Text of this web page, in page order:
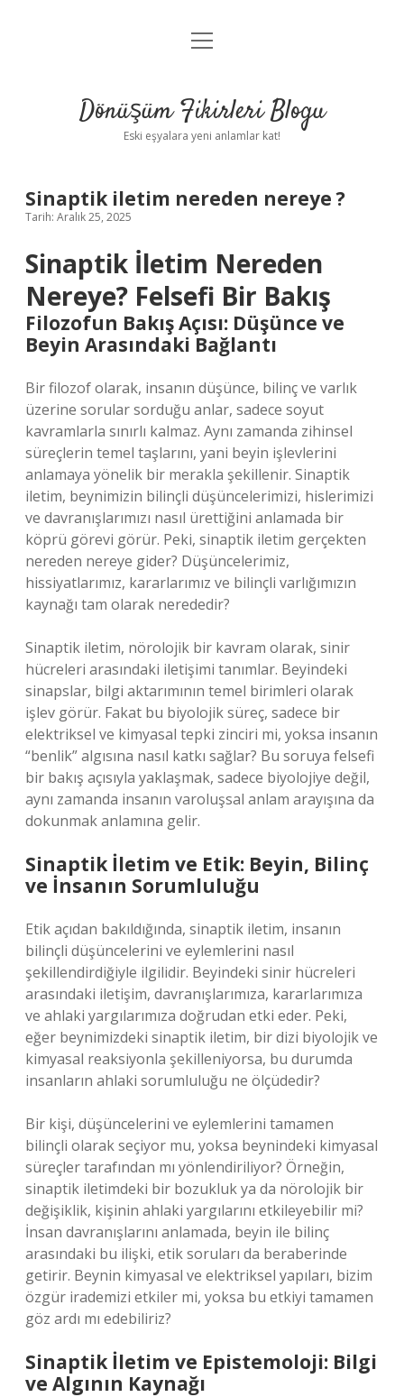
Anasayfa
Yasal Uyarı
menüyü
Dönüşüm Fikirleri Blogu
Eski eşyalara yeni anlamlar kat!
Sinaptik iletim nereden nereye ?
Tarih: Aralık 25, 2025
Sinaptik İletim Nereden
Nereye? Felsefi Bir Bakış
Filozofun Bakış Açısı: Düşünce ve
Beyin Arasındaki Bağlantı
Bir filozof olarak, insanın düşünce, bilinç ve varlık
üzerine sorular sorduğu anlar, sadece soyut
kavramlarla sınırlı kalmaz. Aynı zamanda zihinsel
süreçlerin temel taşlarını, yani beyin işlevlerini
anlamaya yönelik bir merakla şekillenir. Sinaptik
iletim, beynimizin bilinçli düşüncelerimizi, hislerimizi
ve davranışlarımızı nasıl ürettiğini anlamada bir
köprü görevi görür. Peki, sinaptik iletim gerçekten
nereden nereye gider? Düşüncelerimiz,
hissiyatlarımız, kararlarımız ve bilinçli varlığımızın
kaynağı tam olarak nerededir?
Sinaptik iletim, nörolojik bir kavram olarak, sinir
hücreleri arasındaki iletişimi tanımlar. Beyindeki
sinapslar, bilgi aktarımının temel birimleri olarak
işlev görür. Fakat bu biyolojik süreç, sadece bir
elektriksel ve kimyasal tepki zinciri mi, yoksa insanın
“benlik” algısına nasıl katkı sağlar? Bu soruya felsefi
bir bakış açısıyla yaklaşmak, sadece biyolojiye değil,
aynı zamanda insanın varoluşsal anlam arayışına da
dokunmak anlamına gelir.
Sinaptik İletim ve Etik: Beyin, Bilinç
ve İnsanın Sorumluluğu
Etik açıdan bakıldığında, sinaptik iletim, insanın
bilinçli düşüncelerini ve eylemlerini nasıl
şekillendirdiğiyle ilgilidir. Beyindeki sinir hücreleri
arasındaki iletişim, davranışlarımıza, kararlarımıza
ve ahlaki yargılarımıza doğrudan etki eder. Peki,
eğer beynimizdeki sinaptik iletim, bir dizi biyolojik ve
kimyasal reaksiyonla şekilleniyorsa, bu durumda
insanların ahlaki sorumluluğu ne ölçüdedir?
Bir kişi, düşüncelerini ve eylemlerini tamamen
bilinçli olarak seçiyor mu, yoksa beynindeki kimyasal
süreçler tarafından mı yönlendiriliyor? Örneğin,
sinaptik iletimdeki bir bozukluk ya da nörolojik bir
değişiklik, kişinin ahlaki yargılarını etkileyebilir mi?
İnsan davranışlarını anlamada, beyin ile bilinç
arasındaki bu ilişki, etik soruları da beraberinde
getirir. Beynin kimyasal ve elektriksel yapıları, bizim
özgür irademizi etkiler mi, yoksa bu etkiyi tamamen
göz ardı mı edebiliriz?
Sinaptik İletim ve Epistemoloji: Bilgi
ve Algının Kaynağı